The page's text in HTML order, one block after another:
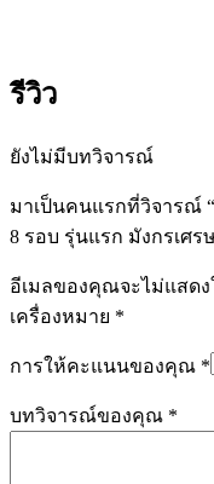
รีวิว
ยังไม่มีบทวิจารณ์
มาเป็นคนแรกที่วิจารณ์
8 รอบ รุ่นแรก มังกรเศร
อีเมลของคุณจะไม่แสด
เครื่องหมาย *
การให้คะแนนของคุณ *
บทวิจารณ์ของคุณ *